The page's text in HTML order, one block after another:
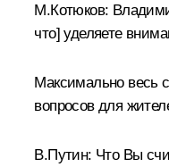
М.Котюков:
что] уделяете
Максимально весь
вопросов для
В.Путин: Что Вы